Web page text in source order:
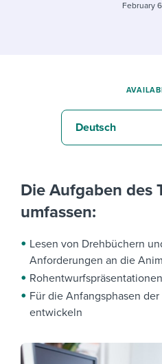
February
Die Aufgaben des
umfassen:
Lesen von Drehbüchern
Anforderungen an die
Für die Anfangsphasen
entwickeln
Deutsch